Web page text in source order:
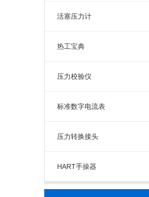
活塞压力计
热工宝典
压力校验仪
标准数字电流表
压力转换接头
HART手操器